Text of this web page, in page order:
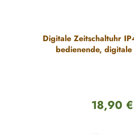
Digitale Zeitschaltuhr
bedienende,
Regulärer
18,90 €